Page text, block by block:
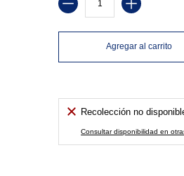
Agregar al carrito
Recolección no
Consultar disponibilidad en